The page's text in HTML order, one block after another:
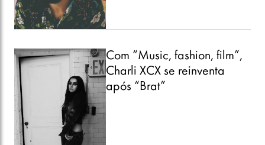
Com “Music, fashion, film”,
Charli XCX se reinventa
após “Brat”